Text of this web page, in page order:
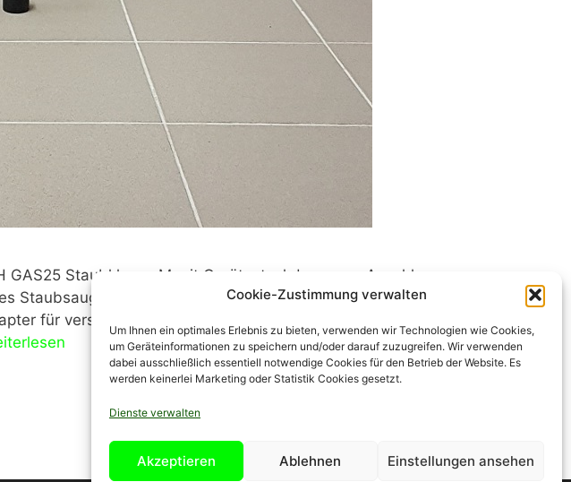
Cookie-Zustimmung verwalten
Um Ihnen ein optimales Erlebnis zu bieten, verwenden wir Technologien wie Cookies,
um Geräteinformationen zu speichern und/oder darauf zuzugreifen. Wir verwenden
dabei ausschließlich essentiell notwendige Cookies für den Betrieb der Website. Es
werden keinerlei Marketing oder Statistik Cookies gesetzt.
Dienste verwalten
Akzeptieren Ablehnen Einstellungen ansehen
Staubklasse M mit Gerätesteckdose zum Anschluss
Staubsaugers beim Einschalten des angeschlossenen
für verschiedene Geräte inkl. 1x Filterbeutel Preise